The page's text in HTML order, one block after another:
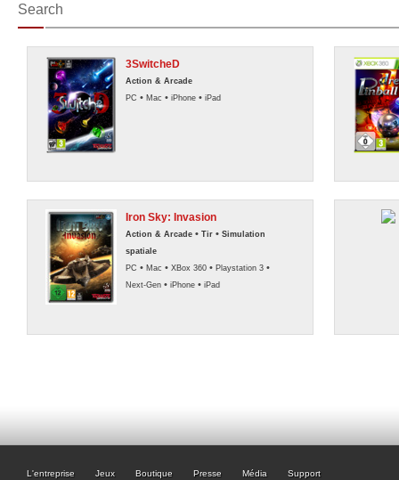
Search
3SwitcheD
Action & Arcade
PC • Mac • iPhone • iPad
Iron Sky: Invasion
Action & Arcade • Tir • Simulation
spatiale
PC • Mac • XBox 360 • Playstation 3 •
Next-Gen • iPhone • iPad
L'entreprise Jeux Boutique Presse Média Support